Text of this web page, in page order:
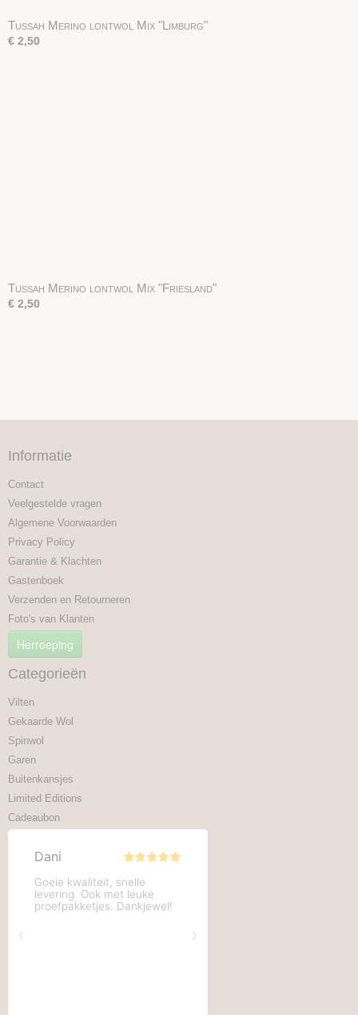
Tussah Merino lontwol Mix "Limburg"
€ 2,50
Tussah Merino lontwol Mix "Friesland"
€ 2,50
Informatie
Contact
Veelgestelde vragen
Algemene Voorwaarden
Privacy Policy
Garantie & Klachten
Gastenboek
Verzenden en Retourneren
Foto's van Klanten
Herroeping
Categorieën
Vilten
Gekaarde Wol
Spinwol
Garen
Buitenkansjes
Limited Editions
Cadeaubon